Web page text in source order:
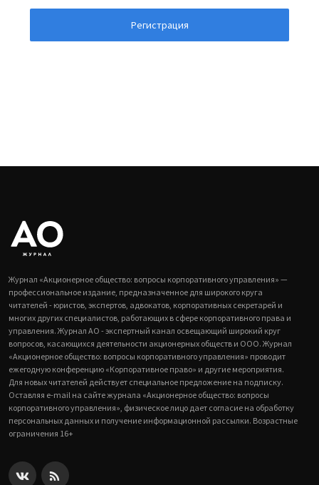
Регистрация
Журнал «Акционерное общество: вопросы корпоративного управления» —
профессиональное издание, предназначенное для широкого круга
читателей - юристов, экспертов, адвокатов, корпоративных секретарей и
многих других специалистов, работающих в сфере корпоративного права и
управления. Журнал АО - экспертный канал освещающий широкий круг
вопросов, касающихся деятельности акционерных обществ и ООО. Журнал
«Акционерное общество: вопросы корпоративного управления» проводит
ежегодную конференцию «Корпоративное право» и другие мероприятия.
Для новых читателей действует специальное предложение на подписку.
Оставляя e-mail на сайте журнала «Акционерное общество: вопросы
корпоративного управления», физическое лицо дает согласие на обработку
персональных данных и получение информационной рассылки. Возрастные
ограничения 16+